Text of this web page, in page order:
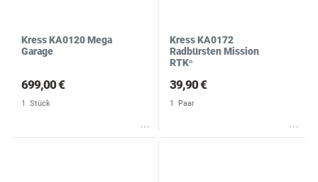
Kress KA0120 Mega
Garage
699,00 €
1 Stück
Kress KA0172
Radbürsten Mission
RTKⁿ
39,90 €
1 Paar